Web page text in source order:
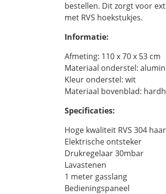
bestellen. Dit zorgt voor
met RVS hoekstukjes.
Informatie:
Afmeting: 110 x 70 x 53 cm
Materiaal onderstel:
Kleur onderstel: wit
Materiaal bovenblad:
Specificaties:
Hoge kwaliteit RVS 304
Elektrische ontsteker
Drukregelaar 30mbar
Lavastenen
1 meter gasslang
Bedieningspaneel